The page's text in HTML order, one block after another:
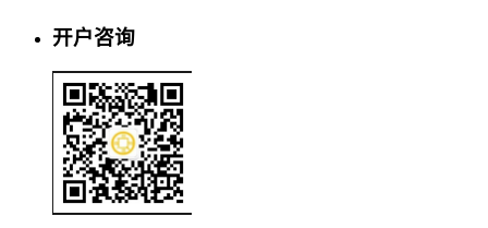
开户咨询